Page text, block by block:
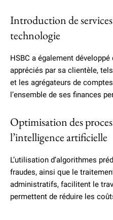
Introduction de
technologie
HSBC a également
appréciés par sa clientèle,
et les agrégateurs de
l’ensemble de ses finances
Optimisation des
l’intelligence artificielle
L’utilisation d’algorithmes
fraudes, ainsi que le
administratifs, facilitent le
permettent de réduire les